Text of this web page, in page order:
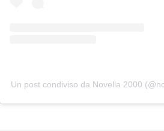
Un post condiviso da Novella 2000